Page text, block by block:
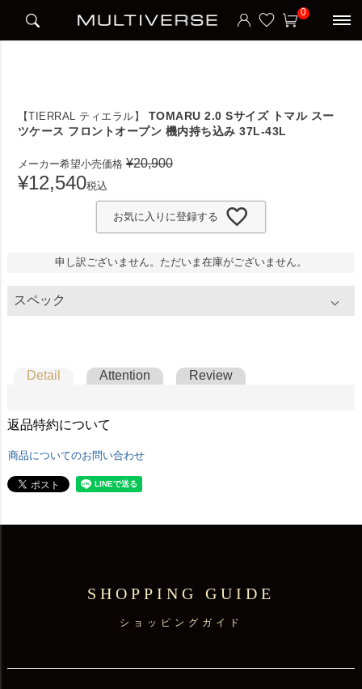
0
TOMARU 2.0 Sサイズ トマル スーツケース フロントオープン 機内持ち込み 37L-43L
【TIERRAL ティエラル】
TOMARU 2.0 Sサイズ トマル スー
ツケース フロントオープン 機内持ち込み 37L-43L
メーカー希望小売価格 ¥20,900
¥12,540税込
お気に入りに登録する
申し訳ございません。ただいま在庫がございません。
スペック
Detail Attention Review
返品特約について
商品についてのお問い合わせ
SHOPPING GUIDE
ショッピングガイド